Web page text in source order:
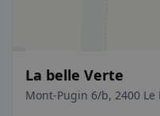
La belle Verte
Mont-Pugin 6/b, 2400 Le